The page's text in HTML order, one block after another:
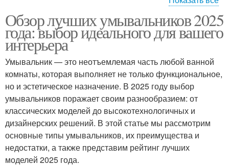
Чугунные умывальники
Умывальники с
сенсорным краном
Умывальник на общий
интерьер
Обзор лучших умывальников 2025
года: выбор идеального для вашего
интерьера
Умывальник — это неотъемлемая часть любой ванной
комнаты, которая выполняет не только функциональное,
но и эстетическое назначение. В 2025 году выбор
умывальников поражает своим разнообразием: от
классических моделей до высокотехнологичных и
дизайнерских решений. В этой статье мы рассмотрим
основные типы умывальников, их преимущества и
недостатки, а также представим рейтинг лучших
моделей 2025 года.